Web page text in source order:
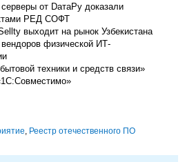
от DатаРу доказали
РЕД СОФТ
выходит на рынок Узбекистана
физической ИТ-
техники и средств связи»
, Реестр отечественного ПО